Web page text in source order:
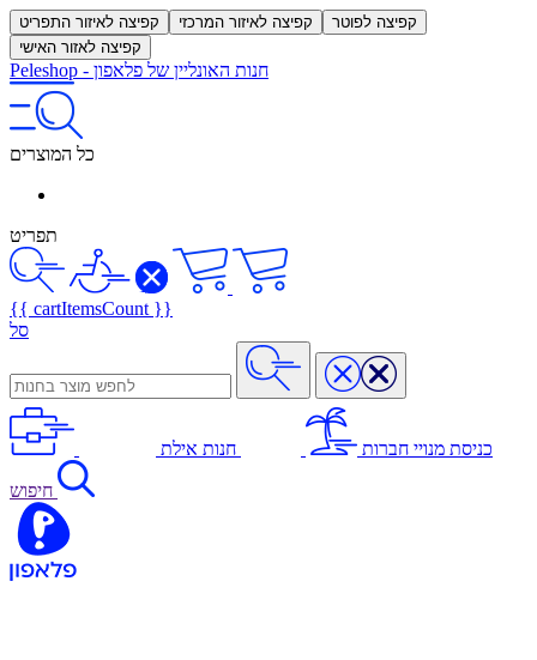
קפיצה לאיזור התפריט קפיצה לאיזור המרכזי
קפיצה לפוטר
קפיצה לאזור האישי
Peleshop - חנות האונליין של פלאפון
כל המוצרים
תפריט
{{ cartItemsCount }}
סל
כניסת מנויי חברות חנות אילת
חיפוש